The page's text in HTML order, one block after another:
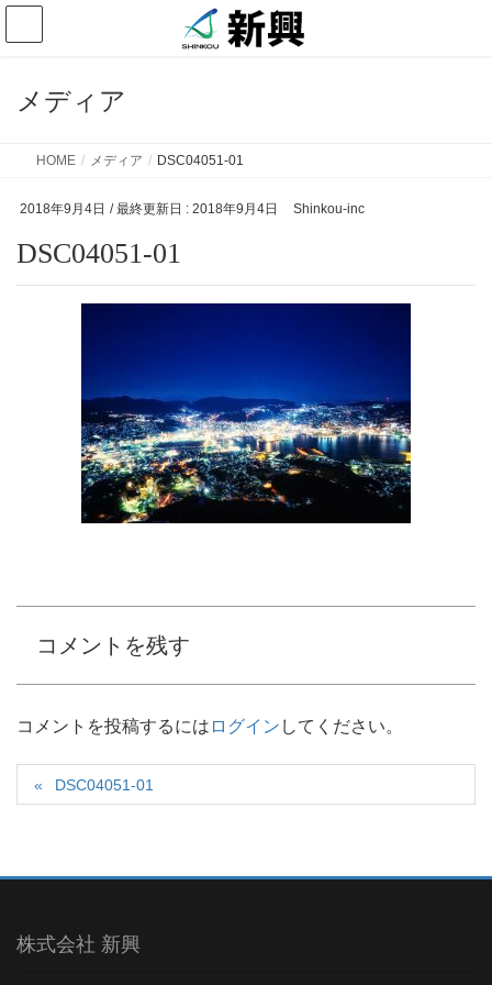
メディア
HOME メディア DSC04051-01
2018年9月4日 / 最終更新日 : 2018年9月4日 Shinkou-inc
DSC04051-01
コメントを残す
コメントを投稿するには ログイン してください。
DSC04051-01
株式会社 新興